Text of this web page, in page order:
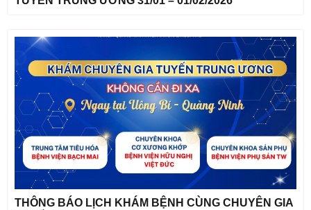
THÔNG BÁO LỊCH KHÁM BỆNH CÙNG CHUYÊN GIA